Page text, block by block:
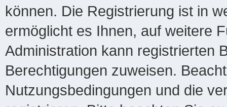
können. Die Registrierung ist in
ermöglicht es Ihnen, auf weitere
Administration kann registrierten
Berechtigungen zuweisen.
Nutzungsbedingungen und die